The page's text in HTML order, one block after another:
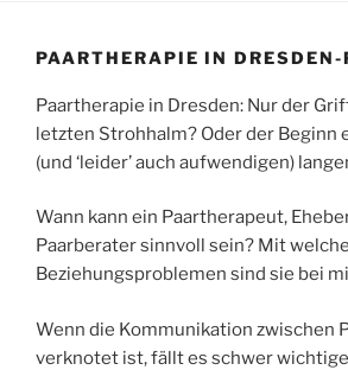
PAARTHERAPIE IN DRESDEN-
Paartherapie in Dresden: Nur der
letzten Strohhalm? Oder der Beginn
(und ‘leider’ auch aufwendigen)
Wann kann ein Paartherapeut,
Paarberater sinnvoll sein? Mit
Beziehungsproblemen sind sie bei
Wenn die Kommunikation zwischen
verknotet ist, fällt es schwer